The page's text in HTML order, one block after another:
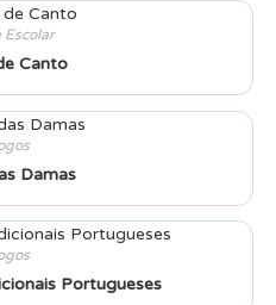
Escolar
Canto
Damas
Portugueses